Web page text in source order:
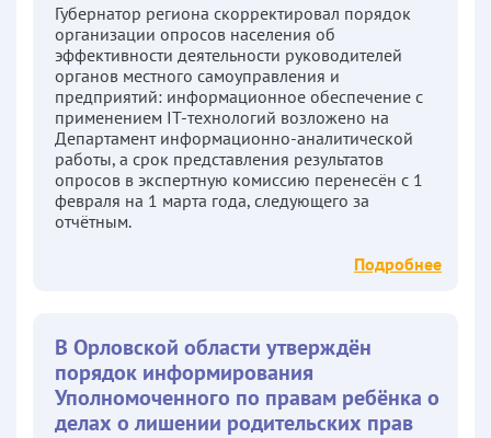
Губернатор региона скорректировал порядок
организации опросов населения об
эффективности деятельности руководителей
органов местного самоуправления и
предприятий: информационное обеспечение с
применением IT-технологий возложено на
Департамент информационно-аналитической
работы, а срок представления результатов
опросов в экспертную комиссию перенесён с 1
февраля на 1 марта года, следующего за
отчётным.
Подробнее
В Орловской области утверждён
порядок информирования
Уполномоченного по правам ребёнка о
делах о лишении родительских прав